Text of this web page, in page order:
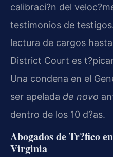
calibraci?n del
testimonios de
lectura de cargos
District Court es
Una condena en el
ser apelada de novo
dentro de los 10 d?as.
Abogados de Tr?fico
Virginia